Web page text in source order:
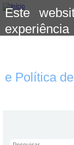
Este
e Política